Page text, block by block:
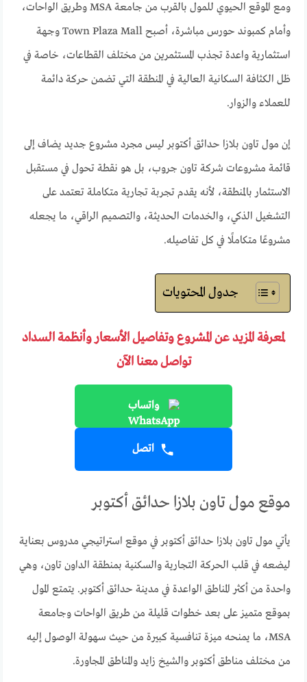
ومع الموقع الحيوي للمول بالقرب من جامعة MSA وطريق الواحات،
وأمام كمبوند حورس مباشرة، أصبح Town Plaza Mall وجهة
استثمارية واعدة تجذب المستثمرين من مختلف القطاعات، خاصة في
ظل الكثافة السكانية العالية في المنطقة التي تضمن حركة دائمة
للعملاء والزوار.
إن مول تاون بلازا حدائق أكتوبر ليس مجرد مشروع جديد يضاف إلى
قائمة مشروعات شركة تاون جروب، بل هو نقطة تحول في مستقبل
الاستثمار بالمنطقة، لأنه يقدم تجربة تجارية متكاملة تعتمد على
التشغيل الذكي، والخدمات الحديثة، والتصميم الراقي، ما يجعله
مشروعًا متكاملًا في كل تفاصيله.
جدول المحتويات
لمعرفة المزيد عن المشروع وتفاصيل الأسعار وأنظمة السداد
تواصل معنا الآن
واتساب
اتصل
موقع مول تاون بلازا حدائق أكتوبر
يأتي مول تاون بلازا حدائق أكتوبر في موقع استراتيجي مدروس بعناية
ليضعه في قلب الحركة التجارية والسكنية بمنطقة الداون تاون، وهي
واحدة من أكثر المناطق الواعدة في مدينة حدائق أكتوبر. يتمتع المول
بموقع متميز على بعد خطوات قليلة من طريق الواحات وجامعة
MSA، ما يمنحه ميزة تنافسية كبيرة من حيث سهولة الوصول إليه
من مختلف مناطق أكتوبر والشيخ زايد والمناطق المجاورة.